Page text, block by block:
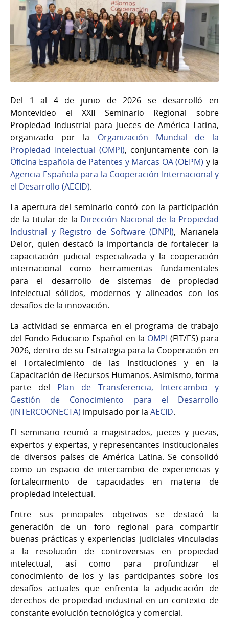
Del 1 al 4 de junio de 2026 se desarrolló en
Montevideo el XXII Seminario Regional sobre
Propiedad Industrial para Jueces de América Latina,
organizado por la Organización Mundial de la
Propiedad Intelectual (OMPI), conjuntamente con la
Oficina Española de Patentes y Marcas OA (OEPM) y la
Agencia Española para la Cooperación Internacional y
el Desarrollo (AECID).
La apertura del seminario contó con la participación
de la titular de la Dirección Nacional de la Propiedad
Industrial y Registro de Software (DNPI), Marianela
Delor, quien destacó la importancia de fortalecer la
capacitación judicial especializada y la cooperación
internacional como herramientas fundamentales
para el desarrollo de sistemas de propiedad
intelectual sólidos, modernos y alineados con los
desafíos de la innovación.
La actividad se enmarca en el programa de trabajo
del Fondo Fiduciario Español en la OMPI (FIT/ES) para
2026, dentro de su Estrategia para la Cooperación en
el Fortalecimiento de las Instituciones y en la
Capacitación de Recursos Humanos. Asimismo, forma
parte del Plan de Transferencia, Intercambio y
Gestión de Conocimiento para el Desarrollo
(INTERCOONECTA) impulsado por la AECID.
El seminario reunió a magistrados, jueces y juezas,
expertos y expertas, y representantes institucionales
de diversos países de América Latina. Se consolidó
como un espacio de intercambio de experiencias y
fortalecimiento de capacidades en materia de
propiedad intelectual.
Entre sus principales objetivos se destacó la
generación de un foro regional para compartir
buenas prácticas y experiencias judiciales vinculadas
a la resolución de controversias en propiedad
intelectual, así como para profundizar el
conocimiento de los y las participantes sobre los
desafíos actuales que enfrenta la adjudicación de
derechos de propiedad industrial en un contexto de
constante evolución tecnológica y comercial.